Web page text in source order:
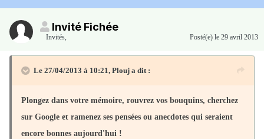
Invité Fichée
Invités, Posté(e) le 29 avril 2013
Le 27/04/2013 à 10:21, Plouj a dit :
Plongez dans votre mémoire, rouvrez vos bouquins, cherchez
sur Google et ramenez ses pensées ou anecdotes qui seraient
encore bonnes aujourd'hui !